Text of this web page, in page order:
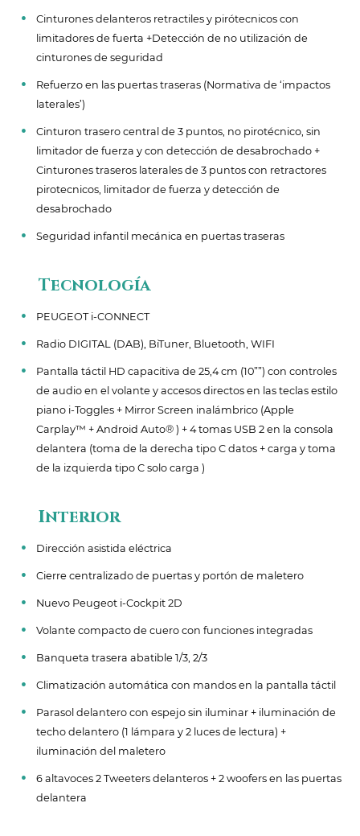
Cinturones delanteros retractiles y pirótecnicos con
limitadores de fuerta +Detección de no utilización de
cinturones de seguridad
Refuerzo en las puertas traseras (Normativa de ‘impactos
laterales’)
Cinturon trasero central de 3 puntos, no pirotécnico, sin
limitador de fuerza y con detección de desabrochado +
Cinturones traseros laterales de 3 puntos con retractores
pirotecnicos, limitador de fuerza y detección de
desabrochado
Seguridad infantil mecánica en puertas traseras
Tecnología
PEUGEOT i-CONNECT
Radio DIGITAL (DAB), BiTuner, Bluetooth, WIFI
Pantalla táctil HD capacitiva de 25,4 cm (10””) con controles
de audio en el volante y accesos directos en las teclas estilo
piano i-Toggles + Mirror Screen inalámbrico (Apple
Carplay™ + Android Auto® ) + 4 tomas USB 2 en la consola
delantera (toma de la derecha tipo C datos + carga y toma
de la izquierda tipo C solo carga )
Interior
Dirección asistida eléctrica
Cierre centralizado de puertas y portón de maletero
Nuevo Peugeot i-Cockpit 2D
Volante compacto de cuero con funciones integradas
Banqueta trasera abatible 1/3, 2/3
Climatización automática con mandos en la pantalla táctil
Parasol delantero con espejo sin iluminar + iluminación de
techo delantero (1 lámpara y 2 luces de lectura) +
iluminación del maletero
6 altavoces 2 Tweeters delanteros + 2 woofers en las puertas
delantera